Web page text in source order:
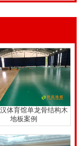
地板的专业性，
篮球场木地板的
动员等载荷的能
的标准变形性
标准变形。离作
点处变形量的
个专业的篮球场
体育馆单龙骨结构木
地板案例